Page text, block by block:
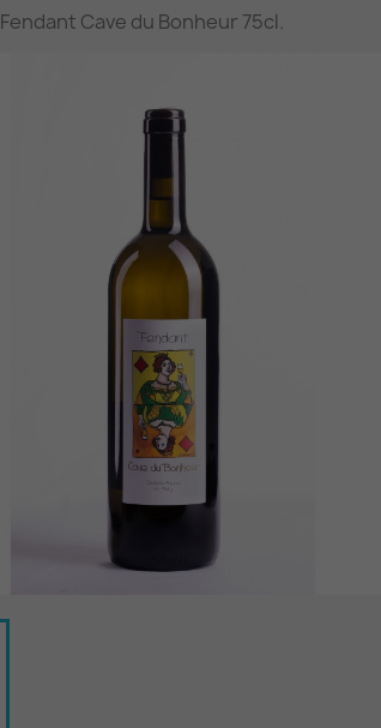
Fendant Cave du Bonheur 75cl.